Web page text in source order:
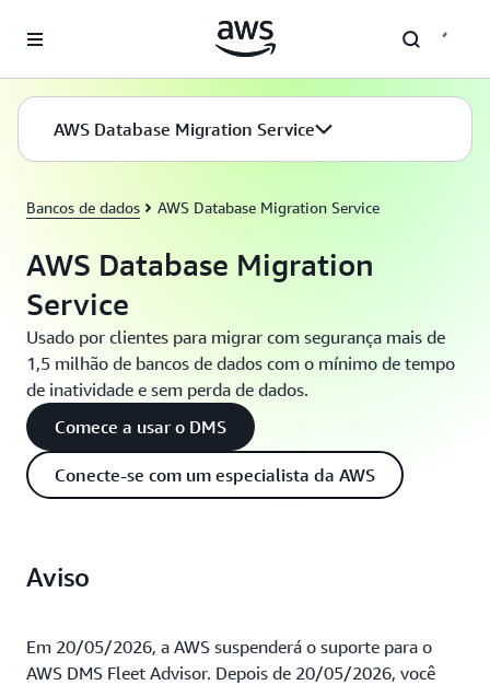
Pular para o conteúdo principal
AWS Database Migration Service
Bancos de dados AWS Database Migration Service
AWS Database Migration
Service
Usado por clientes para migrar com segurança mais de
1,5 milhão de bancos de dados com o mínimo de tempo
de inatividade e sem perda de dados.
Comece a usar o DMS
Conecte-se com um especialista da AWS
Aviso
Em 20/05/2026, a AWS suspenderá o suporte para o
AWS DMS Fleet Advisor. Depois de 20/05/2026, você